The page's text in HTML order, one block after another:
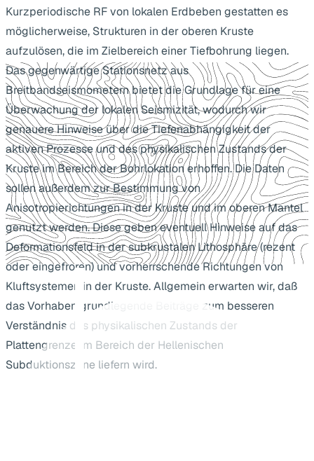
Kurzperiodische RF von lokalen Erdbeben gestatten es
möglicherweise, Strukturen in der oberen Kruste
aufzulösen, die im Zielbereich einer Tiefbohrung liegen.
Das gegenwärtige Stationsnetz aus
Breitbandseismometern bietet die Grundlage für eine
Überwachung der lokalen Seismizität, wodurch wir
genauere Hinweise über die Tiefenabhängigkeit der
aktiven Prozesse und des physikalischen Zustands der
Kruste im Bereich der Bohrlokation erhoffen. Die Daten
sollen außerdem zur Bestimmung von
Anisotropierichtungen in der Kruste und im oberen Mantel
genutzt werden. Diese geben eventuell Hinweise auf das
Deformationsfeld in der subkrustalen Lithosphäre (rezent
oder eingefroren) und vorherrschende Richtungen von
Kluftsystemen in der Kruste. Allgemein erwarten wir, daß
das Vorhaben grundlegende Beiträge zum besseren
Verständnis des physikalischen Zustands der
Plattengrenze im Bereich der Hellenischen
Subduktionszone liefern wird.